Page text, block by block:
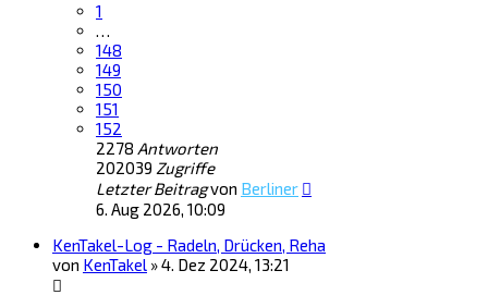
1
…
148
149
150
151
152
2278 Antworten
202039 Zugriffe
Letzter Beitragvon Berliner
6. Aug 2026, 10:09
KenTakel-Log - Radeln, Drücken, Reha
von KenTakel »4. Dez 2024, 13:21